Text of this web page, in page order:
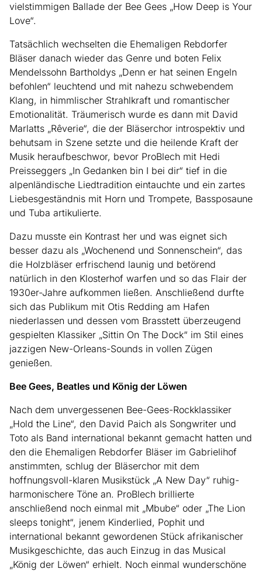
vielstimmigen Ballade der Bee Gees „How Deep is Your
Love“.
Tatsächlich wechselten die Ehemaligen Rebdorfer
Bläser danach wieder das Genre und boten Felix
Mendelssohn Bartholdys „Denn er hat seinen Engeln
befohlen“ leuchtend und mit nahezu schwebendem
Klang, in himmlischer Strahlkraft und romantischer
Emotionalität. Träumerisch wurde es dann mit David
Marlatts „Rêverie“, die der Bläserchor introspektiv und
behutsam in Szene setzte und die heilende Kraft der
Musik heraufbeschwor, bevor ProBlech mit Hedi
Preisseggers „In Gedanken bin I bei dir“ tief in die
alpenländische Liedtradition eintauchte und ein zartes
Liebesgeständnis mit Horn und Trompete, Bassposaune
und Tuba artikulierte.
Dazu musste ein Kontrast her und was eignet sich
besser dazu als „Wochenend und Sonnenschein“, das
die Holzbläser erfrischend launig und betörend
natürlich in den Klosterhof warfen und so das Flair der
1930er-Jahre aufkommen ließen. Anschließend durfte
sich das Publikum mit Otis Redding am Hafen
niederlassen und dessen vom Brasstett überzeugend
gespielten Klassiker „Sittin On The Dock“ im Stil eines
jazzigen New-Orleans-Sounds in vollen Zügen
genießen.
Bee Gees, Beatles und König der Löwen
Nach dem unvergessenen Bee-Gees-Rockklassiker
„Hold the Line“, den David Paich als Songwriter und
Toto als Band international bekannt gemacht hatten und
den die Ehemaligen Rebdorfer Bläser im Gabrielihof
anstimmten, schlug der Bläserchor mit dem
hoffnungsvoll-klaren Musikstück „A New Day“ ruhig-
harmonischere Töne an. ProBlech brillierte
anschließend noch einmal mit „Mbube“ oder „The Lion
sleeps tonight“, jenem Kinderlied, Pophit und
international bekannt gewordenen Stück afrikanischer
Musikgeschichte, das auch Einzug in das Musical
„König der Löwen“ erhielt. Noch einmal wunderschöne